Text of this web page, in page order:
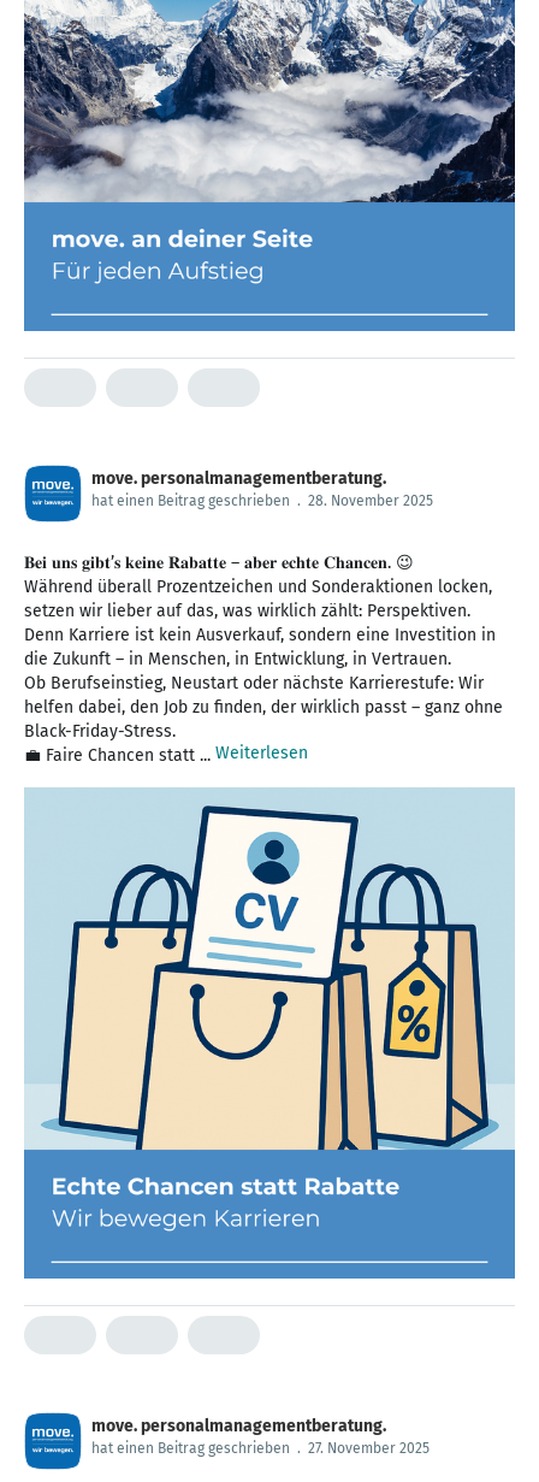
move. personalmanagementberatung.
hat einen Beitrag geschrieben . 28. November 2025
𝐁𝐞𝐢 𝐮𝐧𝐬 𝐠𝐢𝐛𝐭’𝐬 𝐤𝐞𝐢𝐧𝐞 𝐑𝐚𝐛𝐚𝐭𝐭𝐞 – 𝐚𝐛𝐞𝐫 𝐞𝐜𝐡𝐭𝐞 𝐂𝐡𝐚𝐧𝐜𝐞𝐧. 😉
Während überall Prozentzeichen und Sonderaktionen locken,
setzen wir lieber auf das, was wirklich zählt: Perspektiven.
Denn Karriere ist kein Ausverkauf, sondern eine Investition in
die Zukunft – in Menschen, in Entwicklung, in Vertrauen.
Ob Berufseinstieg, Neustart oder nächste Karrierestufe: Wir
helfen dabei, den Job zu finden, der wirklich passt – ganz ohne
Black-Friday-Stress.
💼 Faire Chancen statt ... Weiterlesen
move. personalmanagementberatung.
hat einen Beitrag geschrieben . 27. November 2025